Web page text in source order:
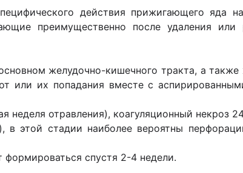
действия прижигающего яда
преимущественно после удаления или
желудочно-кишечного тракта, а также
или их попадания вместе с
отравления), коагуляционный некроз
в этой стадии наиболее вероятны
формироваться спустя 2-4 недели.